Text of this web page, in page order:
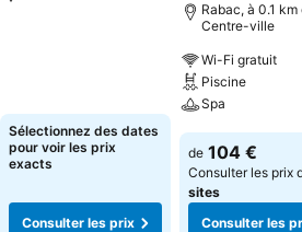
Sélectionnez des dates
pour voir les prix
exacts
Consulter les prix
Rabac, à 0.1 km
Centre-ville
Wi-Fi gratuit
Piscine
Spa
Consulter les
de 104 €
Consulter les prix
sites
Consulter les